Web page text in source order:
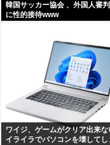
韓国サッカー協会 、外国人審
に性的接待www
ワイジ、ゲームがクリア出来な
イライラでパソコンを壊してし